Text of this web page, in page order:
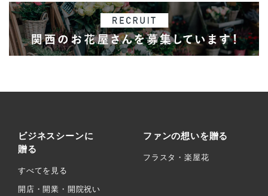
ビジネスシーンに
贈る
すべてを見る
開店・開業・開院祝い
ファンの想いを贈る
フラスタ・楽屋花